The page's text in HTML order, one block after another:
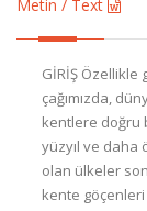
Metin / Text
GİRİŞ Özellikle gelişmekte olan ülkelerde olmakla birlikte, çağımızda, dünyanın hemen her ülkesinde, kırsal yörelerden kentlere doğru bir nüfus göçü vardır. Sanayileşmiş ülkelerin 2 yüzyıl ve daha önceleri yaşamış olduğu bu olguyu, gelişmekte olan ülkeler son birkaç on-yıl içinde yaşamaktadırlar. Kırdan kente göçenleri böyle bir karar vermeğe iten etkenler çok değişik olmakla birlikte, bu etkenler genel olarak 2 başlık altında toplanmaktadır: 1. Sanayileşme sürecine bağlı olarak kentlerde artan işgücü istemi artışına bağlı olan «kentin çekici gücü.» 2. Hızlı nüfus artışı sonucu kırsal alanların daha çok nüfusu besleyemez duruma gelmesi. Başka bir anlatışla «kırsal nüfusun aşırı doygunluğu.» Gelişmekte olan üleklerde kırdan kente göçüşe neden olan etkenler arasında, birinci etkenin, «kentin çekici gücünün de etkisi olmakla birlikte,» asıl nedenin kırsal nüfusun aşırı doygunluğu olduğu bilinmektedir. Kırsal bölgelerde toprak marjinal sınırına dek kullanılmıştır. Tarım tekniklerini geliştirme ve dönüm başına verimi artırma çabalarına karşın, kırsal nüfus, üzerinde yaşamaya çabalayan insanları artık besleyememektedir. Bu durumun doğal sonucu olarak, kırdan kente bir göç başlamaktadır. Bu olguya «GÖÇ» yerine, «KIRDAN KENTE KAÇIŞ» adını vermenin daha uygun olacağı söylenebilir. Kırdan kente göçen aile ve kişilerin yıllık sayısı, ülkemizde büyük boyutlara varmaktadır. Bir örnek olarak, her yıl İstanbul kentine, başka yerlerden ve çoğunluğu kırsal bölgelerden olmak üzere, 170000 dolayında nüfusun göçmekte olduğu belirtilebilir. Bu nüfus aşağı-yukarı büyük bir Anadolu İl Merkezi nüfusu kadardır. Aşağıda, ülkemizde kırdan kente göçün önemli bir sorun olmağa başladığı 1950'lerden sonraki göç olguları, sayım yıllarına göre gösterilmiştir. 1920'lerden 1950'Iere dek, 10 bin nüfus kır-kent ayrımı için sınır alındığında, kentsel nüfus oranı % 18 dolayında ve aşağı-yukarı değişmez kalmıştır. 1950'lerden sonraki durum ise şöyledir: SAYIM YILLARINA GÖRE KIRSAL-KENTSEL NÜFUS YILLAR 1950 1955 1960 1965 1970 1975 10+Bin Toplam 4898 6442 8205 10236 13226 16706 Nüfuslu Nüfus Yerleşme (bin) Yerleri Yüzde 23.4 26.8 29.6 32.6 37.1 41.4 10 Binden Toplam 16049 17623 19550 21155 22379 23642 Az Nüfuslu Nüfus Yerleşme (bin) Yerleri Yüzde 76.6 73.2 70.4 67.4 62.9 58.6 Tablodan gözlendiği gibi, kırsal nüfus da artmakla birlikte, asıl sorunu kentlerdeki nüfusun artması oluşturmaktadır. Çünkü, kentlere göçen büyük nüfus kitleleri, barınak, eğitim, sağlık, iş bulma, beslenme ve benzeri insan gereksinimleri ve kamunun